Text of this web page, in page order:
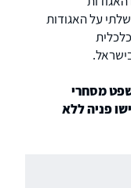
על האגודות
מסחרי
פניה ללא